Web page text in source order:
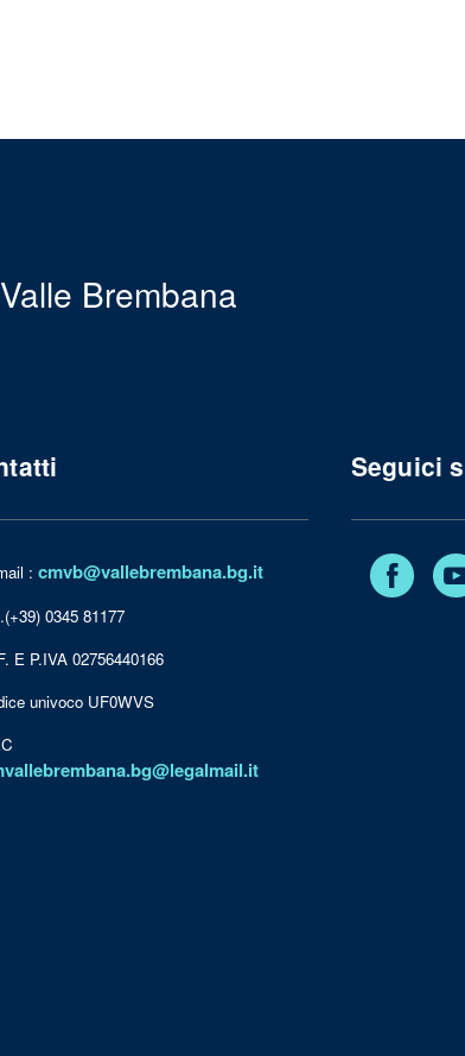
Brembana
: cmvb@vallebrembana.bg.it
0345 81177
E P.IVA 02756440166
univoco UF0WVS
Seguici